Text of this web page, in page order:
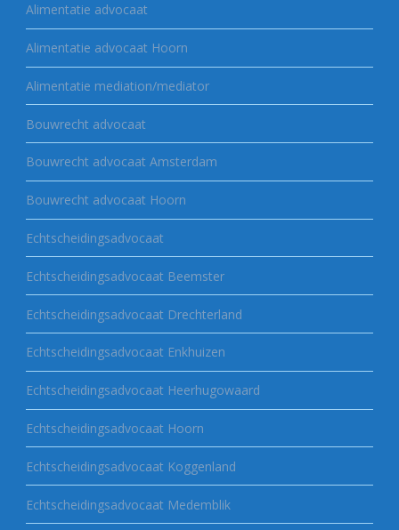
Alimentatie advocaat
Alimentatie advocaat Hoorn
Alimentatie mediation/mediator
Bouwrecht advocaat
Bouwrecht advocaat Amsterdam
Bouwrecht advocaat Hoorn
Echtscheidingsadvocaat
Echtscheidingsadvocaat Beemster
Echtscheidingsadvocaat Drechterland
Echtscheidingsadvocaat Enkhuizen
Echtscheidingsadvocaat Heerhugowaard
Echtscheidingsadvocaat Hoorn
Echtscheidingsadvocaat Koggenland
Echtscheidingsadvocaat Medemblik